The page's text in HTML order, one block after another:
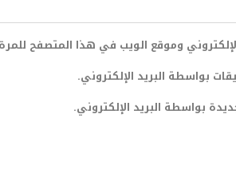
وموقع الويب في هذا المتصفح
بواسطة البريد الإلكتروني.
بواسطة البريد الإلكتروني.